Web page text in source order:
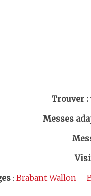
Trouver :
Messes
: Brabant Wallon –